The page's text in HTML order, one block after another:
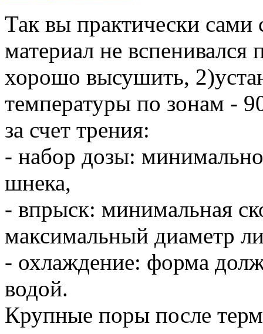
Так вы практически сами
материал не
хорошо высушить,
температуры по зонам -
за счет трения:
- набор дозы:
шнека,
- впрыск: минимальная
максимальный диаметр
- охлаждение: форма
водой.
Крупные поры после